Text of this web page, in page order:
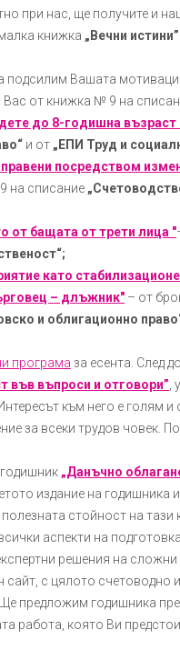
при нас, ще получите и
книжка „Вечни истини”
подсилим Вашата
Вас от книжка № 9 на
до 8-годишна
и от „ЕПИ Труд и
посредством
на списание
от бащата от трети лица "
като
– длъжник" – от
и облигационно
програма за есента. След
във въпроси и отговори”
Интересът към него е голям
за всеки трудов човек.
„Данъчно
издание на
стойност на
аспекти на
решения на сложни
сайт, с цялото счетоводно
предложим годишника
работа, която Ви